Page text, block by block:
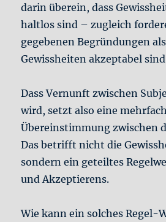
darin überein, dass
haltlos sind – zugleich
gegebenen Begründungen
Gewissheiten akzeptabel
Dass Vernunft zwischen
wird, setzt also eine
Übereinstimmung zwischen
Das betrifft nicht die
sondern ein geteiltes
und Akzeptierens.
Wie kann ein solches Regel-